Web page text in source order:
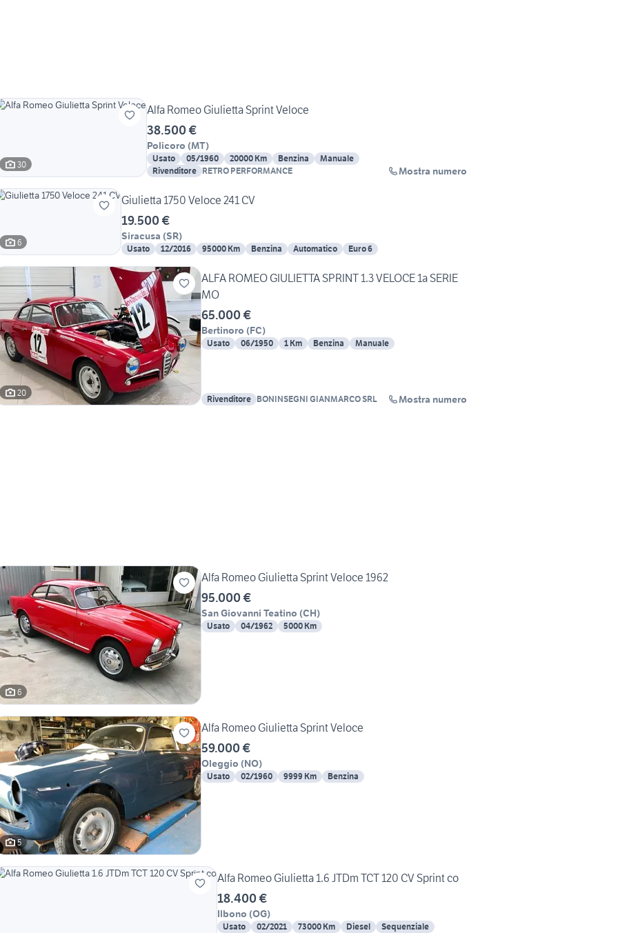
30
Alfa Romeo Giulietta Sprint Veloce
38.500 €
Policoro (MT)
Usato 05/1960 20000 Km Benzina
Manuale
Rivenditore RETRO PERFORMANCE Mostra numero
6
Giulietta 1750 Veloce 241 CV
19.500 €
Siracusa (SR)
Usato 12/2016 95000 Km Benzina Automatico Euro 6
20
ALFA ROMEO GIULIETTA SPRINT 1.3 VELOCE 1a SERIE
MO
65.000 €
Bertinoro (FC)
Usato 06/1950 1 Km Benzina Manuale
Rivenditore BONINSEGNI GIANMARCO SRL Mostra numero
6
Alfa Romeo Giulietta Sprint Veloce 1962
95.000 €
San Giovanni Teatino (CH)
Usato 04/1962 5000 Km
5
Alfa Romeo Giulietta Sprint Veloce
59.000 €
Oleggio (NO)
Usato 02/1960 9999 Km Benzina
Alfa Romeo Giulietta 1.6 JTDm TCT 120 CV Sprint co
18.400 €
Ilbono (OG)
Usato 02/2021 73000 Km Diesel
Sequenziale